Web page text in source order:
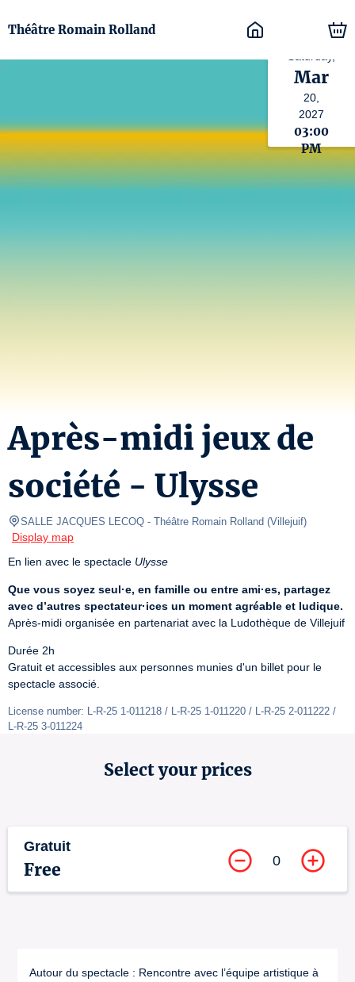
Théâtre Romain Rolland
Mar
20,
2027
03:00
PM
Après-midi jeux de
société - Ulysse
SALLE JACQUES LECOQ - Théâtre Romain Rolland (Villejuif)
Display map
En lien avec le spectacle Ulysse
Que vous soyez seul·e, en famille ou entre ami·es, partagez
avec d’autres spectateur·ices un moment agréable et ludique.
Après-midi organisée en partenariat avec la Ludothèque de Villejuif
Durée 2h
Gratuit et accessibles aux personnes munies d'un billet pour le
spectacle associé.
License number: L-R-25 1-011218 / L-R-25 1-011220 / L-R-25 2-011222 /
L-R-25 3-011224
Select your prices
Gratuit
Free 0
Autour du spectacle : Rencontre avec l’équipe artistique à